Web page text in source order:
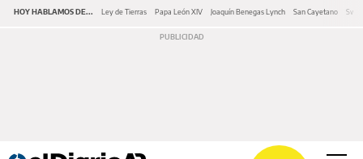
HOY HABLAMOS DE... Ley de Tierras Papa León XIV Joaquín Benegas Lynch San Cayetano